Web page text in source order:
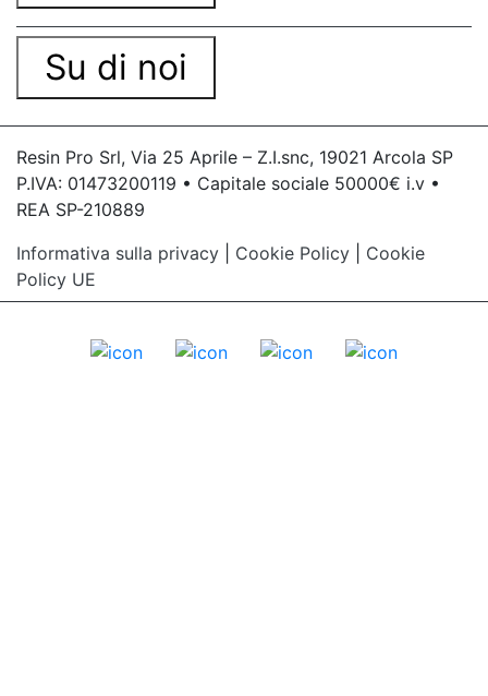
Su di noi
Resin Pro Srl, Via 25 Aprile – Z.I.snc, 19021 Arcola SP
P.IVA: 01473200119 • Capitale sociale 50000€ i.v •
REA SP-210889
Informativa sulla privacy
Cookie Policy
Cookie
Policy UE